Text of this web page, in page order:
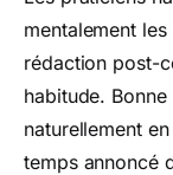
mentalement
rédaction post-
habitude.
naturellement
temps annoncé